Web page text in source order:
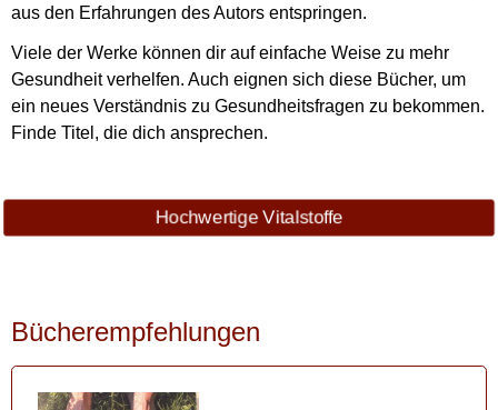
aus den Erfahrungen des Autors entspringen.
Viele der Werke können dir auf einfache Weise zu mehr
Gesundheit verhelfen. Auch eignen sich diese Bücher, um
ein neues Verständnis zu Gesundheitsfragen zu bekommen.
Finde Titel, die dich ansprechen.
Hochwertige Vitalstoffe
Bücherempfehlungen